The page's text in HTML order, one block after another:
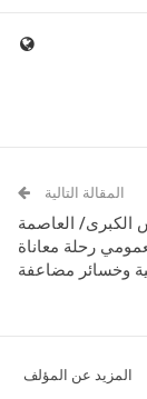
المقالة التالية
الكبرى/ العاصمة
رحلة معاناة
وخسائر مضاعفة
المزيد عن المؤلف